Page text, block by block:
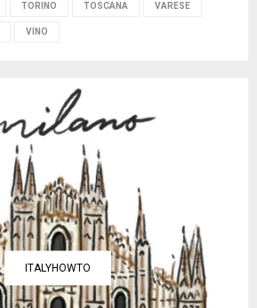
TORINO TOSCANA VARESE
VINO
ITALYHOWTO